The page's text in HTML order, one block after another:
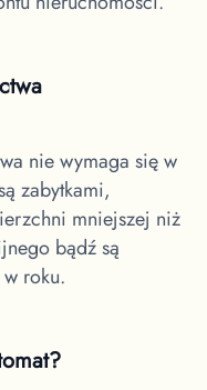
nie wymaga się w
zabytkami,
mniejszej niż
bądź są
roku.